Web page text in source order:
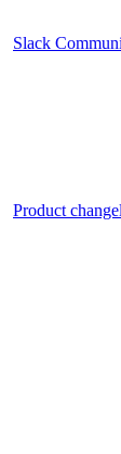
Slack
Product